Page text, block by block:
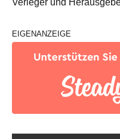
Verleger und
EIGENANZEIGE